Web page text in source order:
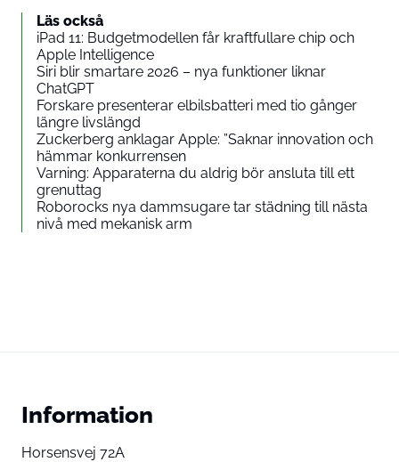
Läs också
iPad 11: Budgetmodellen får kraftfullare chip och
Apple Intelligence
Siri blir smartare 2026 – nya funktioner liknar
ChatGPT
Forskare presenterar elbilsbatteri med tio gånger
längre livslängd
Zuckerberg anklagar Apple: ”Saknar innovation och
hämmar konkurrensen
Varning: Apparaterna du aldrig bör ansluta till ett
grenuttag
Roborocks nya dammsugare tar städning till nästa
nivå med mekanisk arm
Information
Horsensvej 72A